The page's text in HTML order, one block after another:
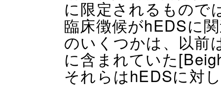
に限定されるもので
臨床徴候がhEDSに
のいくつかは、以前
に含まれていた
それらはhEDSに対